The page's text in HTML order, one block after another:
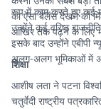
का ऐसा बैलेंस देखने को
आखिर तक पढ़ने के लिए
रूप में काम करते हुए कई
उन्होंने कई वरिष्ठ
इसके बाद उन्होंने एबीपी
अलग-अलग भूमिकाओं में
शिक्षा
आशीष लता ने पटना
चतुर्वेदी राष्ट्रीय